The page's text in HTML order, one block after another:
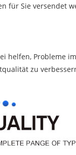
für Sie versendet
helfen, Probleme
zu